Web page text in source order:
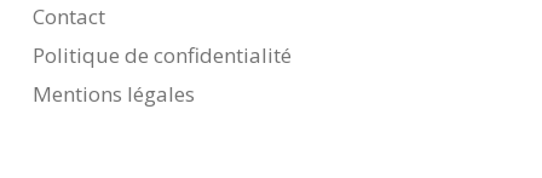
Contact
Politique de confidentialité
Mentions légales